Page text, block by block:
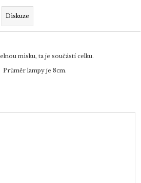
Diskuze
misku, ta je součástí celku.
Průměr lampy je 8cm.